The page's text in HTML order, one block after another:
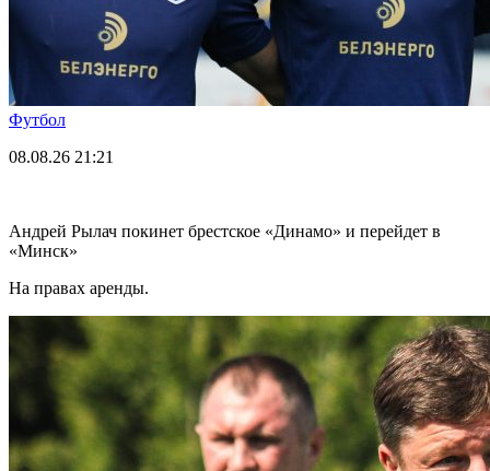
Футбол
08.08.26 21:21
Андрей Рылач покинет брестское «Динамо» и перейдет в
«Минск»
На правах аренды.